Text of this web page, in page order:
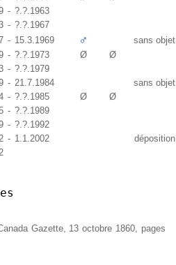
- ?.?.1963
- ?.?.1967
- 15.3.1969 ♂
sans objet
- ?.?.1973 Ø
Ø
- ?.?.1979
- 21.7.1984
sans objet
- ?.?.1985 Ø
Ø
- ?.?.1989
- ?.?.1992
- 1.1.2002
déposition
Gazette, 13 octobre 1860, pages